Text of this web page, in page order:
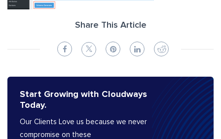
Share This Article
Start Growing with Cloudways
Today.
Our Clients Love us because we never
compromise on these